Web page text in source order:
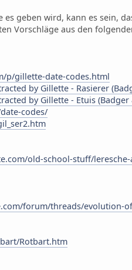
es geben wird, kann es sein,
Vorschläge aus den
p/gillette-date-codes.html
by Gillette - Rasierer
by Gillette - Etuis (Badger
codes/
old-school-stuff/leresche-
forum/threads/evolution-
Rotbart.htm